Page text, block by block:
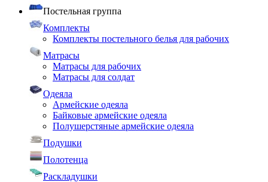
Постельная группа
Комплекты
Комплекты постельного белья для рабочих
Матрасы
Матрасы для рабочих
Матрасы для солдат
Одеяла
Армейские одеяла
Байковые армейские одеяла
Полушерстяные армейские одеяла
Подушки
Полотенца
Раскладушки